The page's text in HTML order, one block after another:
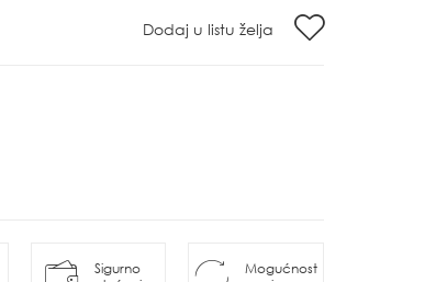
Dodaj u listu želja
Sigurno
Mogućnost